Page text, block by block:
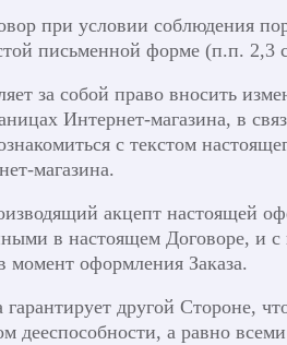
при условии соблюдения
письменной форме (п.п. 2,3
за собой право вносить
Интернет-магазина, в
с текстом
магазина.
акцепт настоящей
в настоящем Договоре, и
момент оформления Заказа.
другой Стороне,
дееспособности, а равно